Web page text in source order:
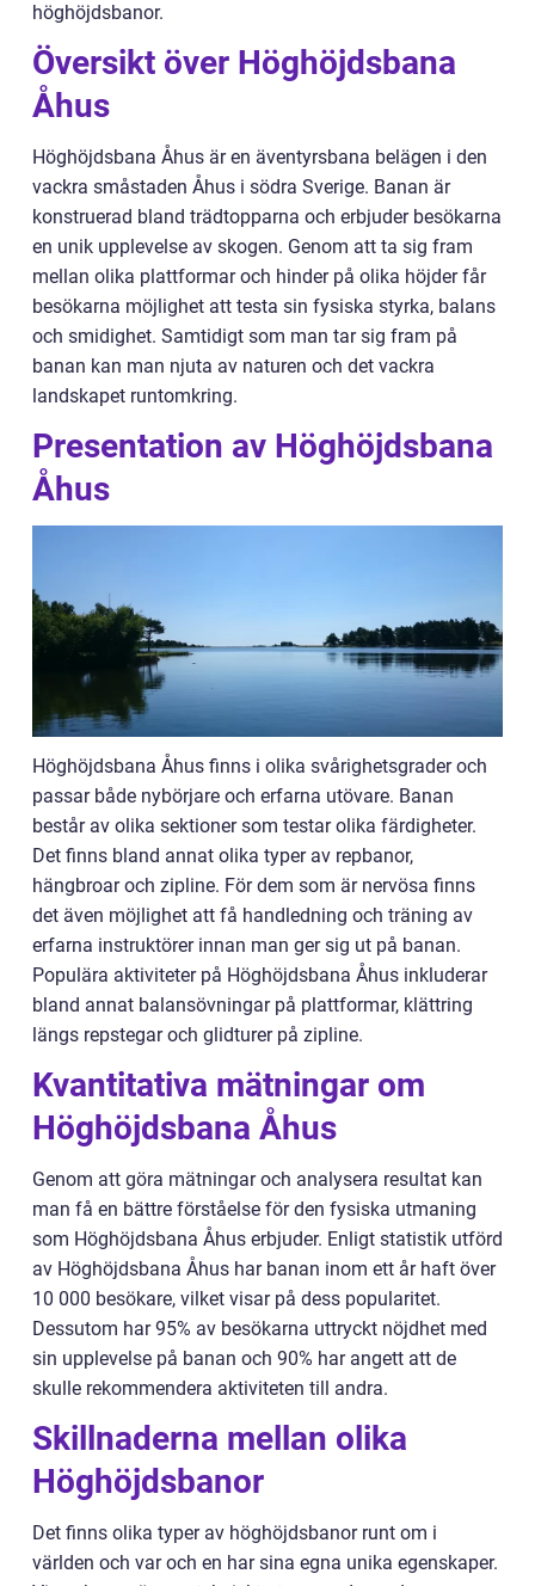
höghöjdsbanor.
Översikt över Höghöjdsbana
Åhus
Höghöjdsbana Åhus är en äventyrsbana belägen i den
vackra småstaden Åhus i södra Sverige. Banan är
konstruerad bland trädtopparna och erbjuder besökarna
en unik upplevelse av skogen. Genom att ta sig fram
mellan olika plattformar och hinder på olika höjder får
besökarna möjlighet att testa sin fysiska styrka, balans
och smidighet. Samtidigt som man tar sig fram på
banan kan man njuta av naturen och det vackra
landskapet runtomkring.
Presentation av Höghöjdsbana
Åhus
Höghöjdsbana Åhus finns i olika svårighetsgrader och
passar både nybörjare och erfarna utövare. Banan
består av olika sektioner som testar olika färdigheter.
Det finns bland annat olika typer av repbanor,
hängbroar och zipline. För dem som är nervösa finns
det även möjlighet att få handledning och träning av
erfarna instruktörer innan man ger sig ut på banan.
Populära aktiviteter på Höghöjdsbana Åhus inkluderar
bland annat balansövningar på plattformar, klättring
längs repstegar och glidturer på zipline.
Kvantitativa mätningar om
Höghöjdsbana Åhus
Genom att göra mätningar och analysera resultat kan
man få en bättre förståelse för den fysiska utmaning
som Höghöjdsbana Åhus erbjuder. Enligt statistik utförd
av Höghöjdsbana Åhus har banan inom ett år haft över
10 000 besökare, vilket visar på dess popularitet.
Dessutom har 95% av besökarna uttryckt nöjdhet med
sin upplevelse på banan och 90% har angett att de
skulle rekommendera aktiviteten till andra.
Skillnaderna mellan olika
Höghöjdsbanor
Det finns olika typer av höghöjdsbanor runt om i
världen och var och en har sina egna unika egenskaper.